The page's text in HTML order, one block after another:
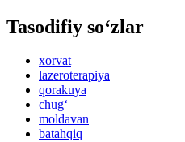
Tasodifiy so‘zlar
xorvat
lazeroterapiya
qorakuya
chug‘
moldavan
batahqiq